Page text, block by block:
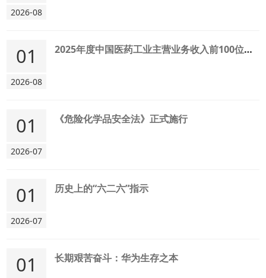
2026-08
01
2026-08
2025年度中国医药工业主营业务收入前100位企业分析
01
2026-07
《危险化学品安全法》正式施行
01
2026-07
历史上的“六二六”指示
01 长期艰苦奋斗：华为生存之本